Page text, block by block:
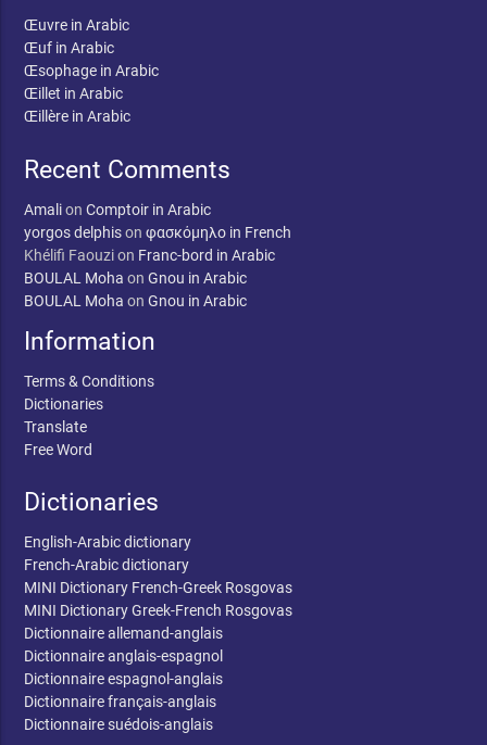
Œuvre in Arabic
Œuf in Arabic
Œsophage in Arabic
Œillet in Arabic
Œillère in Arabic
Recent Comments
AmalionComptoir in Arabic
yorgos delphisonφασκόμηλο in French
Khélifi Faouzion Franc-bord in Arabic
BOULAL Moha onGnou in Arabic
BOULAL Moha onGnou in Arabic
Information
Terms & Conditions
Dictionaries
Translate
Free Word
Dictionaries
English-Arabic dictionary
French-Arabic dictionary
MINI Dictionary French-Greek Rosgovas
MINI Dictionary Greek-French Rosgovas
Dictionnaire allemand-anglais
Dictionnaire anglais-espagnol
Dictionnaire espagnol-anglais
Dictionnaire français-anglais
Dictionnaire suédois-anglais